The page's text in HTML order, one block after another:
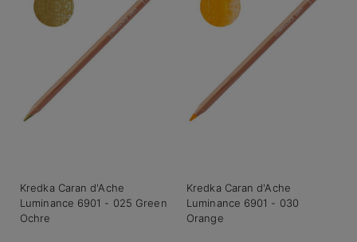
Kredka Caran d'Ache
Luminance 6901 - 025 Green
Ochre
Kredka Caran d'Ache
Luminance 6901 - 030
Orange